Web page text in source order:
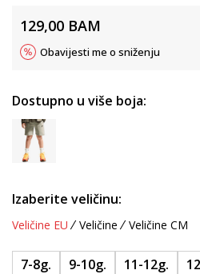
129,00 BAM
Obavijesti me o sniženju
Dostupno u više boja:
Izaberite veličinu:
Veličine EU Veličine Veličine CM
7-8g. 9-10g. 11-12g.